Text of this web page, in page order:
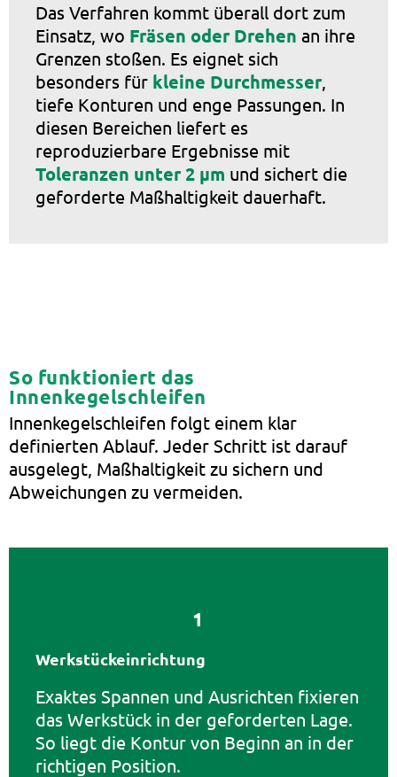
Das Verfahren kommt überall dort zum
Einsatz, wo Fräsen oder Drehen an ihre
Grenzen stoßen. Es eignet sich
besonders für kleine Durchmesser,
tiefe Konturen und enge Passungen. In
diesen Bereichen liefert es
reproduzierbare Ergebnisse mit
Toleranzen unter 2 µm und sichert die
geforderte Maßhaltigkeit dauerhaft.
So funktioniert das
Innenkegelschleifen
Innenkegelschleifen folgt einem klar
definierten Ablauf. Jeder Schritt ist darauf
ausgelegt, Maßhaltigkeit zu sichern und
Abweichungen zu vermeiden.
1
Werkstückeinrichtung
Exaktes Spannen und Ausrichten fixieren
das Werkstück in der geforderten Lage.
So liegt die Kontur von Beginn an in der
richtigen Position.